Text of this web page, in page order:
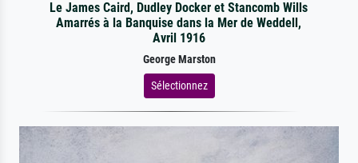
Le James Caird, Dudley Docker et Stancomb Wills
Amarrés à la Banquise dans la Mer de Weddell,
Avril 1916
George Marston
Sélectionnez